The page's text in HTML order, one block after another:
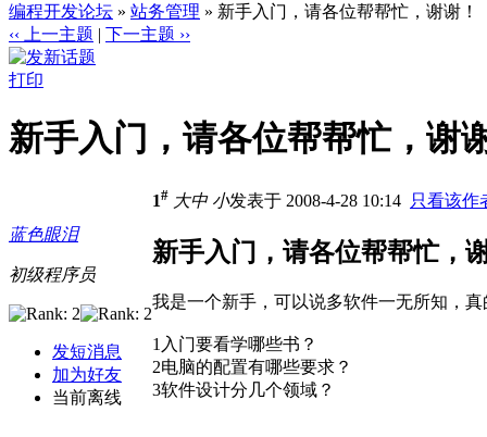
编程开发论坛 » 站务管理 » 新手入门，请各位帮帮忙，谢谢！
‹‹ 上一主题 | 下一主题 ››
打印
新手入门，请各位帮帮忙，谢
蓝色眼泪
初级程序员
发短消息
加为好友
当前离线
1# 大中 小发表于 2008-4-28 10:14 只看该作
新手入门，请各位帮帮忙，
我是一个新手，可以说多软件一无所知，
1入门要看学哪些书？
2电脑的配置有哪些要求？
3软件设计分几个领域？